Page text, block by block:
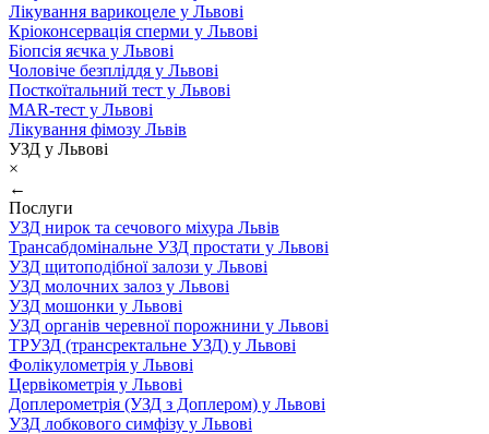
Лікування варикоцеле у Львові
Кріоконсервація сперми у Львові
Біопсія яєчка у Львові
Чоловіче безпліддя у Львові
Посткоїтальний тест у Львові
MAR-тест у Львові
Лікування фімозу Львів
УЗД у Львові
×
←
Послуги
УЗД нирок та сечового міхура Львів
Трансабдомінальне УЗД простати у Львові
УЗД щитоподібної залози у Львові
УЗД молочних залоз у Львові
УЗД мошонки у Львові
УЗД органів черевної порожнини у Львові
ТРУЗД (трансректальне УЗД) у Львові
Фолікулометрія у Львові
Цервікометрія у Львові
Доплерометрія (УЗД з Доплером) у Львові
УЗД лобкового симфізу у Львові